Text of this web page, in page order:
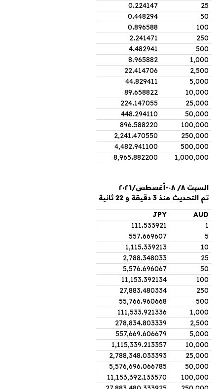
25
0.224147
50
0.448294
100
0.896588
250
2.241471
500
4.482941
1,000
8.965882
2,500
22.414706
5,000
44.829411
10,000
89.658822
25,000
224.147055
50,000
448.294110
100,000
896.588220
250,000
2,241.470550
500,000
4,482.941100
1,000,000
8,965.882200
السبت ٨/ ٠٨-أغسطس/٢٠٢٦
تم التحديث منذ 3 دقيقة و 22 ثانية
AUD
JPY
1
111.533921
5
557.669607
10
1,115.339213
25
2,788.348033
50
5,576.696067
100
11,153.392134
250
27,883.480334
500
55,766.960668
1,000
111,533.921336
2,500
278,834.803339
5,000
557,669.606679
10,000
1,115,339.213357
25,000
2,788,348.033393
50,000
5,576,696.066785
100,000
11,153,392.133570